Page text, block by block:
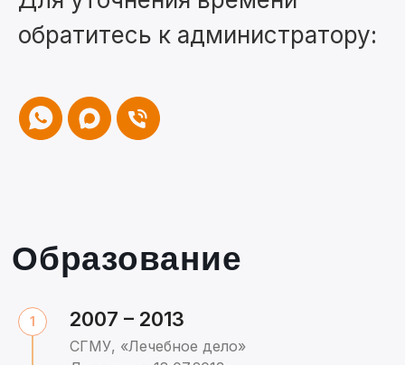
обратитесь к администратору:
2007 – 2013
СГМУ, «Лечебное дело»